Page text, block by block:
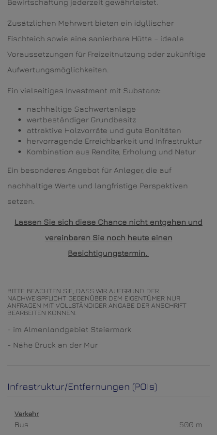
Bewirtschaftung jederzeit gewährleistet.
Zusätzlichen Mehrwert bieten ein idyllischer
Fischteich sowie eine sanierbare Hütte – ideale
Voraussetzungen für Freizeitnutzung oder zukünftige
Aufwertungsmöglichkeiten.
Ein vielseitiges Investment mit Substanz:
nachhaltige Sachwertanlage
wertbeständiger Grundbesitz
attraktive Holzvorräte und gute Bonitäten
hervorragende Erreichbarkeit und Infrastruktur
Kombination aus Rendite, Erholung und Natur
Ein besonderes Angebot für Anleger, die auf
nachhaltige Werte und langfristige Perspektiven
setzen.
Lassen Sie sich diese Chance nicht entgehen und
vereinbaren Sie noch heute einen
Besichtigungstermin.
BITTE BEACHTEN SIE, DASS WIR AUFGRUND DER
NACHWEISPFLICHT GEGENÜBER DEM EIGENTÜMER NUR
ANFRAGEN MIT VOLLSTÄNDIGER ANGABE DER ANSCHRIFT
BEARBEITEN KÖNNEN.
- im Almenlandgebiet Steiermark
- Nähe Bruck an der Mur
Infrastruktur/Entfernungen (POIs)
Verkehr
Bus 500 m